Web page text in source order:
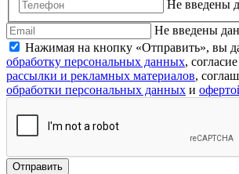
Не введены
Не введены
Нажимая на кнопку «Отправить», вы
обработку персональных данных,
рассылки и рекламных материалов,
обработки персональных данных и
Отправить